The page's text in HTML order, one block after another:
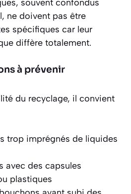
souvent confondus
ne doivent pas être
spécifiques car leur
diffère totalement.
à prévenir
du recyclage, il convient
trop imprégnés de liquides
avec des capsules
plastiques